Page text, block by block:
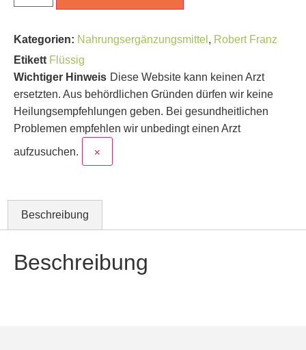
Kategorien: Nahrungsergänzungsmittel , Robert Franz
Etikett Flüssig
Wichtiger Hinweis Diese Website kann keinen Arzt
ersetzten. Aus behördlichen Gründen dürfen wir keine
Heilungsempfehlungen geben. Bei gesundheitlichen
Problemen empfehlen wir unbedingt einen Arzt
aufzusuchen.
×
Beschreibung
Beschreibung